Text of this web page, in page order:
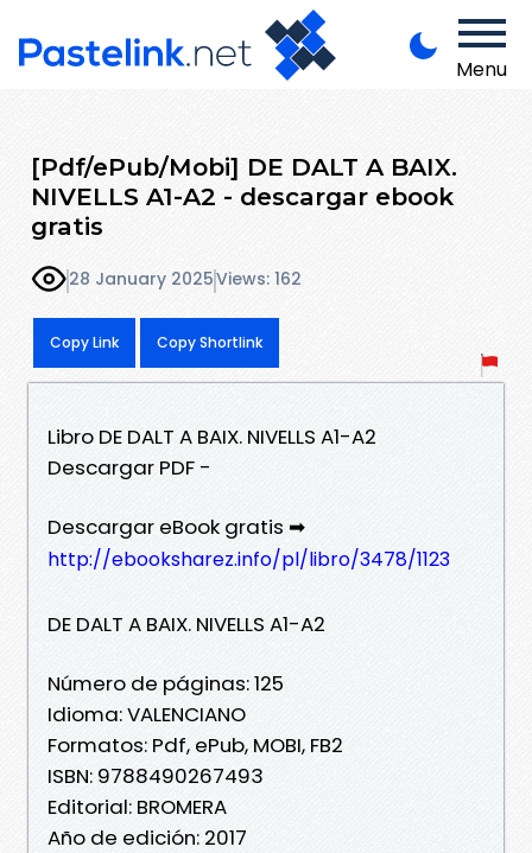
Menu
[Pdf/ePub/Mobi] DE DALT A BAIX.
NIVELLS A1-A2 - descargar ebook
gratis
28 January 2025Views: 162
Copy Link Copy Shortlink
Libro DE DALT A BAIX. NIVELLS A1-A2
Descargar PDF -
Descargar eBook gratis ➡
http://ebooksharez.info/pl/libro/3478/1123
DE DALT A BAIX. NIVELLS A1-A2
Número de páginas: 125
Idioma: VALENCIANO
Formatos: Pdf, ePub, MOBI, FB2
ISBN: 9788490267493
Editorial: BROMERA
Año de edición: 2017